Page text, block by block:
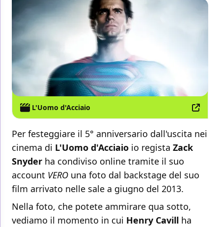
L'Uomo d'Acciaio
Per festeggiare il 5° anniversario dall'uscita nei
cinema di L'Uomo d'Acciaio io regista Zack
Snyder ha condiviso online tramite il suo
account VERO una foto dal backstage del suo
film arrivato nelle sale a giugno del 2013.
Nella foto, che potete ammirare qua sotto,
vediamo il momento in cui Henry Cavill ha